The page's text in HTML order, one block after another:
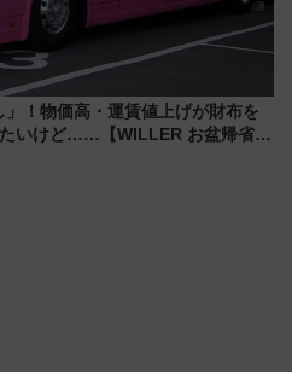
！物価高・運賃値上げが財布を
いけど……【WILLER お盆帰省動